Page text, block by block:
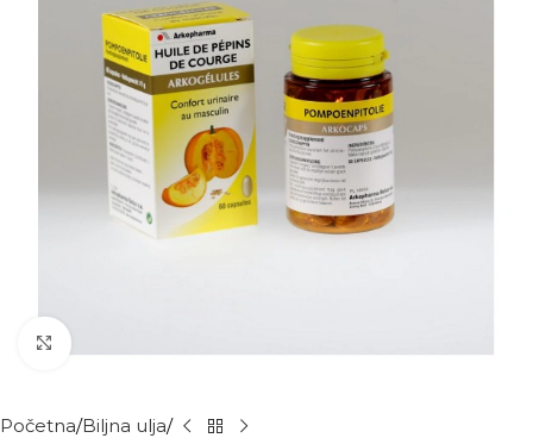
Kliknite za povećanje
Početna Biljna ulja